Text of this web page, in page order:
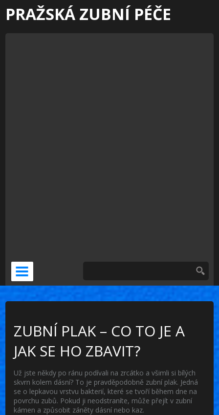
PRAŽSKÁ ZUBNÍ PÉČE
DOČASNÁ NÁHRADA
KERAMICKÁ KORUNKA
VENEERS
PSÍ ZUBNÍ BOLEST
ZUBNÍ PLAK – CO TO JE A
JAK SE HO ZBAVIT?
Už jste někdy po ránu podívali na zrcátko a všimli si bílých
skvrn kolem dásní? To je pravděpodobně zubní plak. Jedná
se o lepkavou vrstvu bakterií, které se tvoří během dne na
povrchu zubů. Pokud ji neodstraníte, může přejít v zubní
kámen a způsobit záněty dásní nebo kaz.